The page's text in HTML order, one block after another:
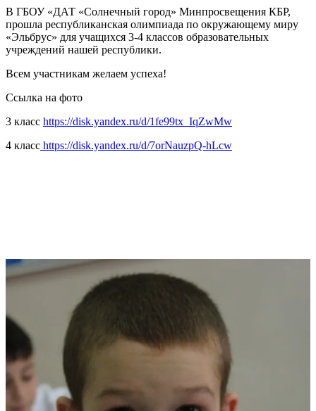
В ГБОУ «ДАТ «Солнечный город» Минпросвещения КБР,
прошла республиканская олимпиада по окружающему миру
«Эльбрус» для учащихся 3-4 классов образовательных
учреждений нашей республики.
Всем участникам желаем успеха!
Ссылка на фото
3 класс https://disk.yandex.ru/d/1fe99tx_IqZwMw
4 класс https://disk.yandex.ru/d/7orNauzpQ-hLcw